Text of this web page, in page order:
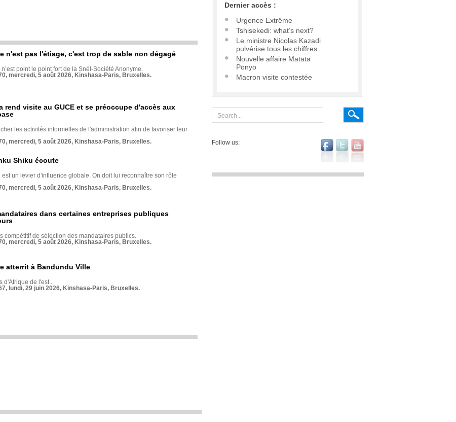
n'est pas l'étiage, c'est trop de sable non dégagé
n’est point le point fort de la Snél-Société Anonyme.
mercredi, 5 août 2026, Kinshasa-Paris, Bruxelles.
rend visite au GUCE et se préoccupe d'accès aux
les activités informelles de l'administration afin de favoriser leur
mercredi, 5 août 2026, Kinshasa-Paris, Bruxelles.
Shiku écoute
un levier d'influence globale. On doit lui reconnaître son rôle
mercredi, 5 août 2026, Kinshasa-Paris, Bruxelles.
dans certaines entreprises publiques
compétitif de sélection des mandataires publics.
mercredi, 5 août 2026, Kinshasa-Paris, Bruxelles.
atterrit à Bandundu Ville
d'Afrique de l'est...
lundi, 29 juin 2026, Kinshasa-Paris, Bruxelles.
Dernier accès :
Urgence Extrême
Tshisekedi: what’s next?
Le ministre Nicolas Kazadi
pulvérise tous les chiffres
Nouvelle affaire Matata
Ponyo
Macron visite contestée
Follow us: